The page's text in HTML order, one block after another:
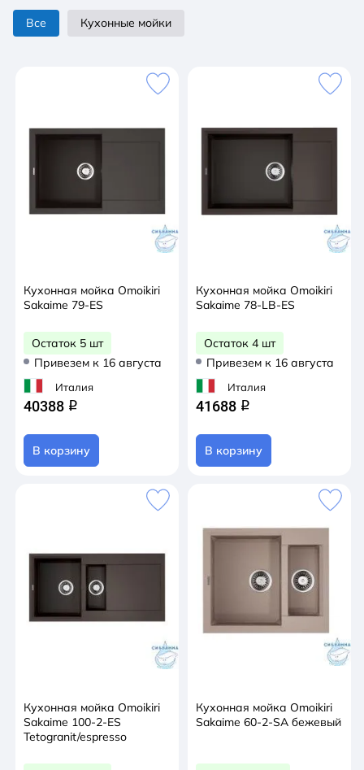
сопротивляемость к ударам и царапинам Мойка
прослужит долгие годы, сохранив первоначальный
которые препятствуют размножению бактерий на
поверхности мойки Упаковка обеспечивает
упакована в картонную коробку и дополнительно
под мойку: по шаблону на упаковке.
Все Кухонные мойки
Кухонная мойка Omoikiri
Sakaime 79-ES
Остаток 5 шт
Привезем к 16 августа
Италия
40388 q
В корзину
Кухонная мойка Omoikiri
Sakaime 78-LB-ES
Остаток 4 шт
Привезем к 16 августа
Италия
41688 q
В корзину
Кухонная мойка Omoikiri
Sakaime 100-2-ES
Tetogranit/espresso
Кухонная мойка Omoikiri
Sakaime 60-2-SA бежевый